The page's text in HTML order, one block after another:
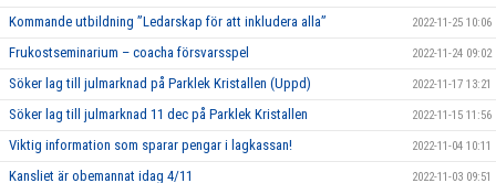
Kommande utbildning ”Ledarskap för att inkludera alla” 2022-11-25 10:06
Frukostseminarium – coacha försvarsspel 2022-11-24 09:02
Söker lag till julmarknad på Parklek Kristallen (Uppd) 2022-11-17 13:21
Söker lag till julmarknad 11 dec på Parklek Kristallen 2022-11-15 11:56
Viktig information som sparar pengar i lagkassan! 2022-11-04 10:11
Kansliet är obemannat idag 4/11 2022-11-03 09:51